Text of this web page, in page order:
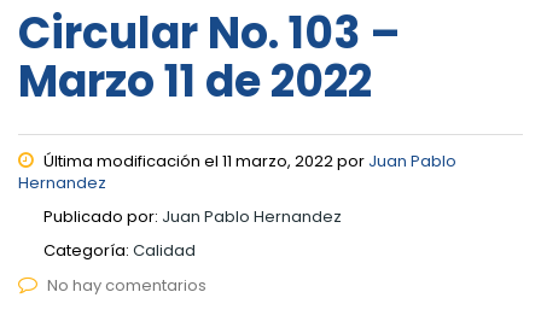
Circular No. 103 –
Marzo 11 de 2022
Última modificación el 11 marzo, 2022 por Juan Pablo
Hernandez
Publicado por: Juan Pablo Hernandez
Categoría: Calidad
No hay comentarios